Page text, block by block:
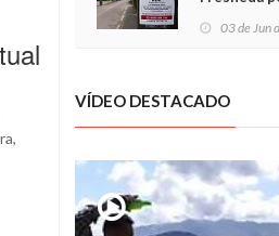
03 de Jun
VÍDEO DESTACADO